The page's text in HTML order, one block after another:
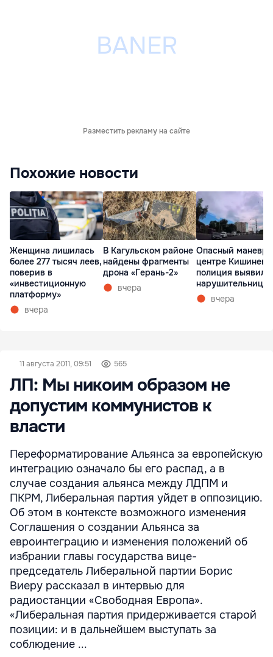
Разместить рекламу на сайте
Похожие новости
Женщина лишилась
более 277 тысяч леев,
поверив в
«инвестиционную
платформу»
вчера
В Кагульском районе
найдены фрагменты
дрона «Герань-2»
вчера
Опасный маневр
центре Кишинева:
полиция выявила
нарушительницу
вчера
11 августа 2011, 09:51 565
ЛП: Мы никоим образом не
допустим коммунистов к
власти
Переформатирование Альянса за европейскую
интеграцию означало бы его распад, а в
случае создания альянса между ЛДПМ и
ПКРМ, Либеральная партия уйдет в оппозицию.
Об этом в контексте возможного изменения
Соглашения о создании Альянса за
евроинтеграцию и изменения положений об
избрании главы государства вице-
председатель Либеральной партии Борис
Виеру рассказал в интервью для
радиостанции «Свободная Европа».
«Либеральная партия придерживается старой
позиции: и в дальнейшем выступать за
соблюдение ...